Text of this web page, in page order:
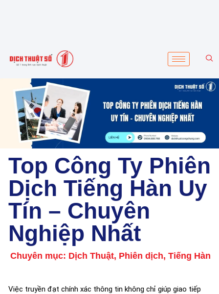
Top Công Ty Phiên
Dịch Tiếng Hàn Uy
Tín – Chuyên
Nghiệp Nhất
Chuyên mục: Dịch Thuật, Phiên dịch, Tiếng Hàn
Việc truyền đạt chính xác thông tin không chỉ giúp giao tiếp